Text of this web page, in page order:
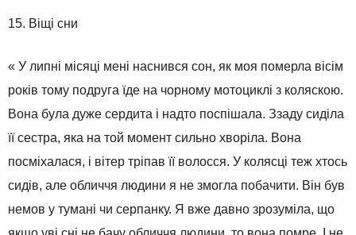
15. Віщі сни
« У липні місяці мені наснився сон, як моя померла вісім
років тому подруга їде на чорному мотоциклі з коляскою.
Вона була дуже сердита і надто поспішала. Ззаду сиділа
її сестра, яка на той момент сильно хворіла. Вона
посміхалася, і вітер тріпав її волосся. У колясці теж хтось
сидів, але обличчя людини я не змогла побачити. Він був
немов у тумані чи серпанку. Я вже давно зрозуміла, що